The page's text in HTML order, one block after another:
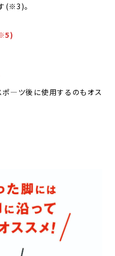
(※3)。
ポ―ツ後に使用するのもオス